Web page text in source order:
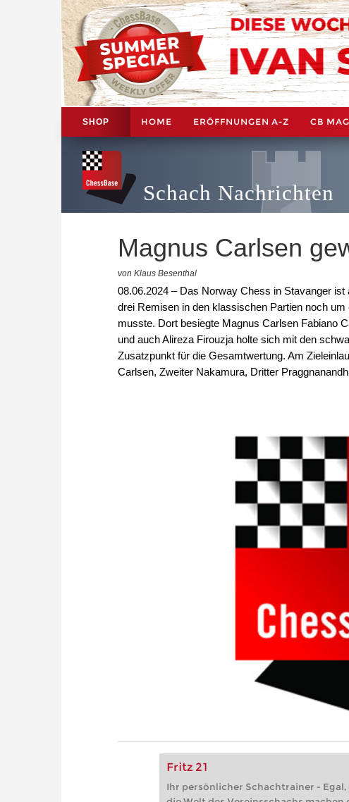
SHOP HOME ERÖFFNUNGEN A-Z CB
Schach Nachrichten
Magnus Carlsen
von Klaus Besenthal
08.06.2024 – Das Norway Chess in Stavanger
drei Remisen in den klassischen Partien noch
musste. Dort besiegte Magnus Carlsen Fabiano
und auch Alireza Firouzja holte sich mit den
Zusatzpunkt für die Gesamtwertung. Am
Carlsen, Zweiter Nakamura, Dritter
Fritz 21
Ihr persönlicher Schachtrainer -